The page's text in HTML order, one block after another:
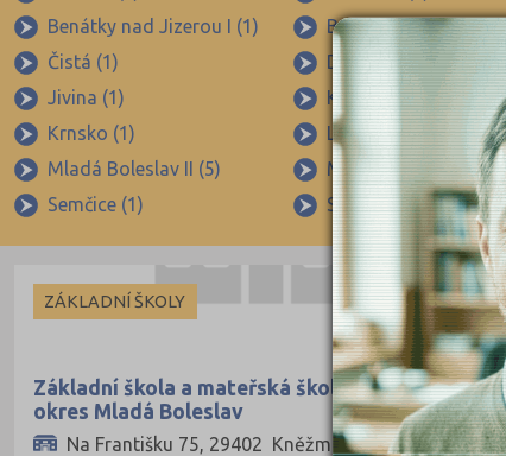
Blansko (88)
Brno-město (317)
Brno-venkov (149)
Bruntál (73)
Břeclav (84)
Český Krumlov (49)
Domažlice (49)
Frýdek-Místek (164)
Benátky nad Jizerou I (1)
Bezno (1)
Čistá (1)
Dobrovice (1)
Jivina (1)
Katusice (1)
Krnsko (1)
Loukov (1)
Mladá Boleslav II (5)
Mladá Boleslav III (6)
Semčice (1)
Skalsko (1)
ZÁKLADNÍ ŠKOLY
Základní škola a mateřská škola, Kněžmost,
okres Mladá Boleslav
Na Františku 75, 29402 Kněžmost